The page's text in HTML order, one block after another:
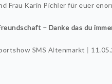
Frau Karin Pichler für euer
– Danke das du
SMS Altenmarkt |